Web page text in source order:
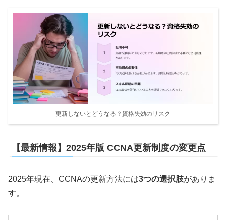
更新しないとどうなる？資格失効のリスク
【最新情報】2025年版 CCNA更新制度の変更点
2025年現在、CCNAの更新方法には3つの選択肢がありま
す。